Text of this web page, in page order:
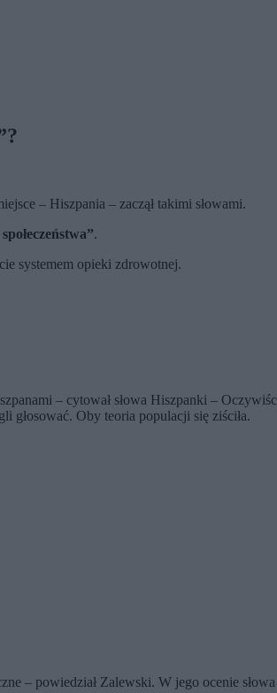
– Hiszpania – zaczął takimi słowami.
.
systemem opieki zdrowotnej.
– cytował słowa Hiszpanki –
głosować. Oby teoria populacji się ziściła.
– powiedział Zalewski. W jego ocenie